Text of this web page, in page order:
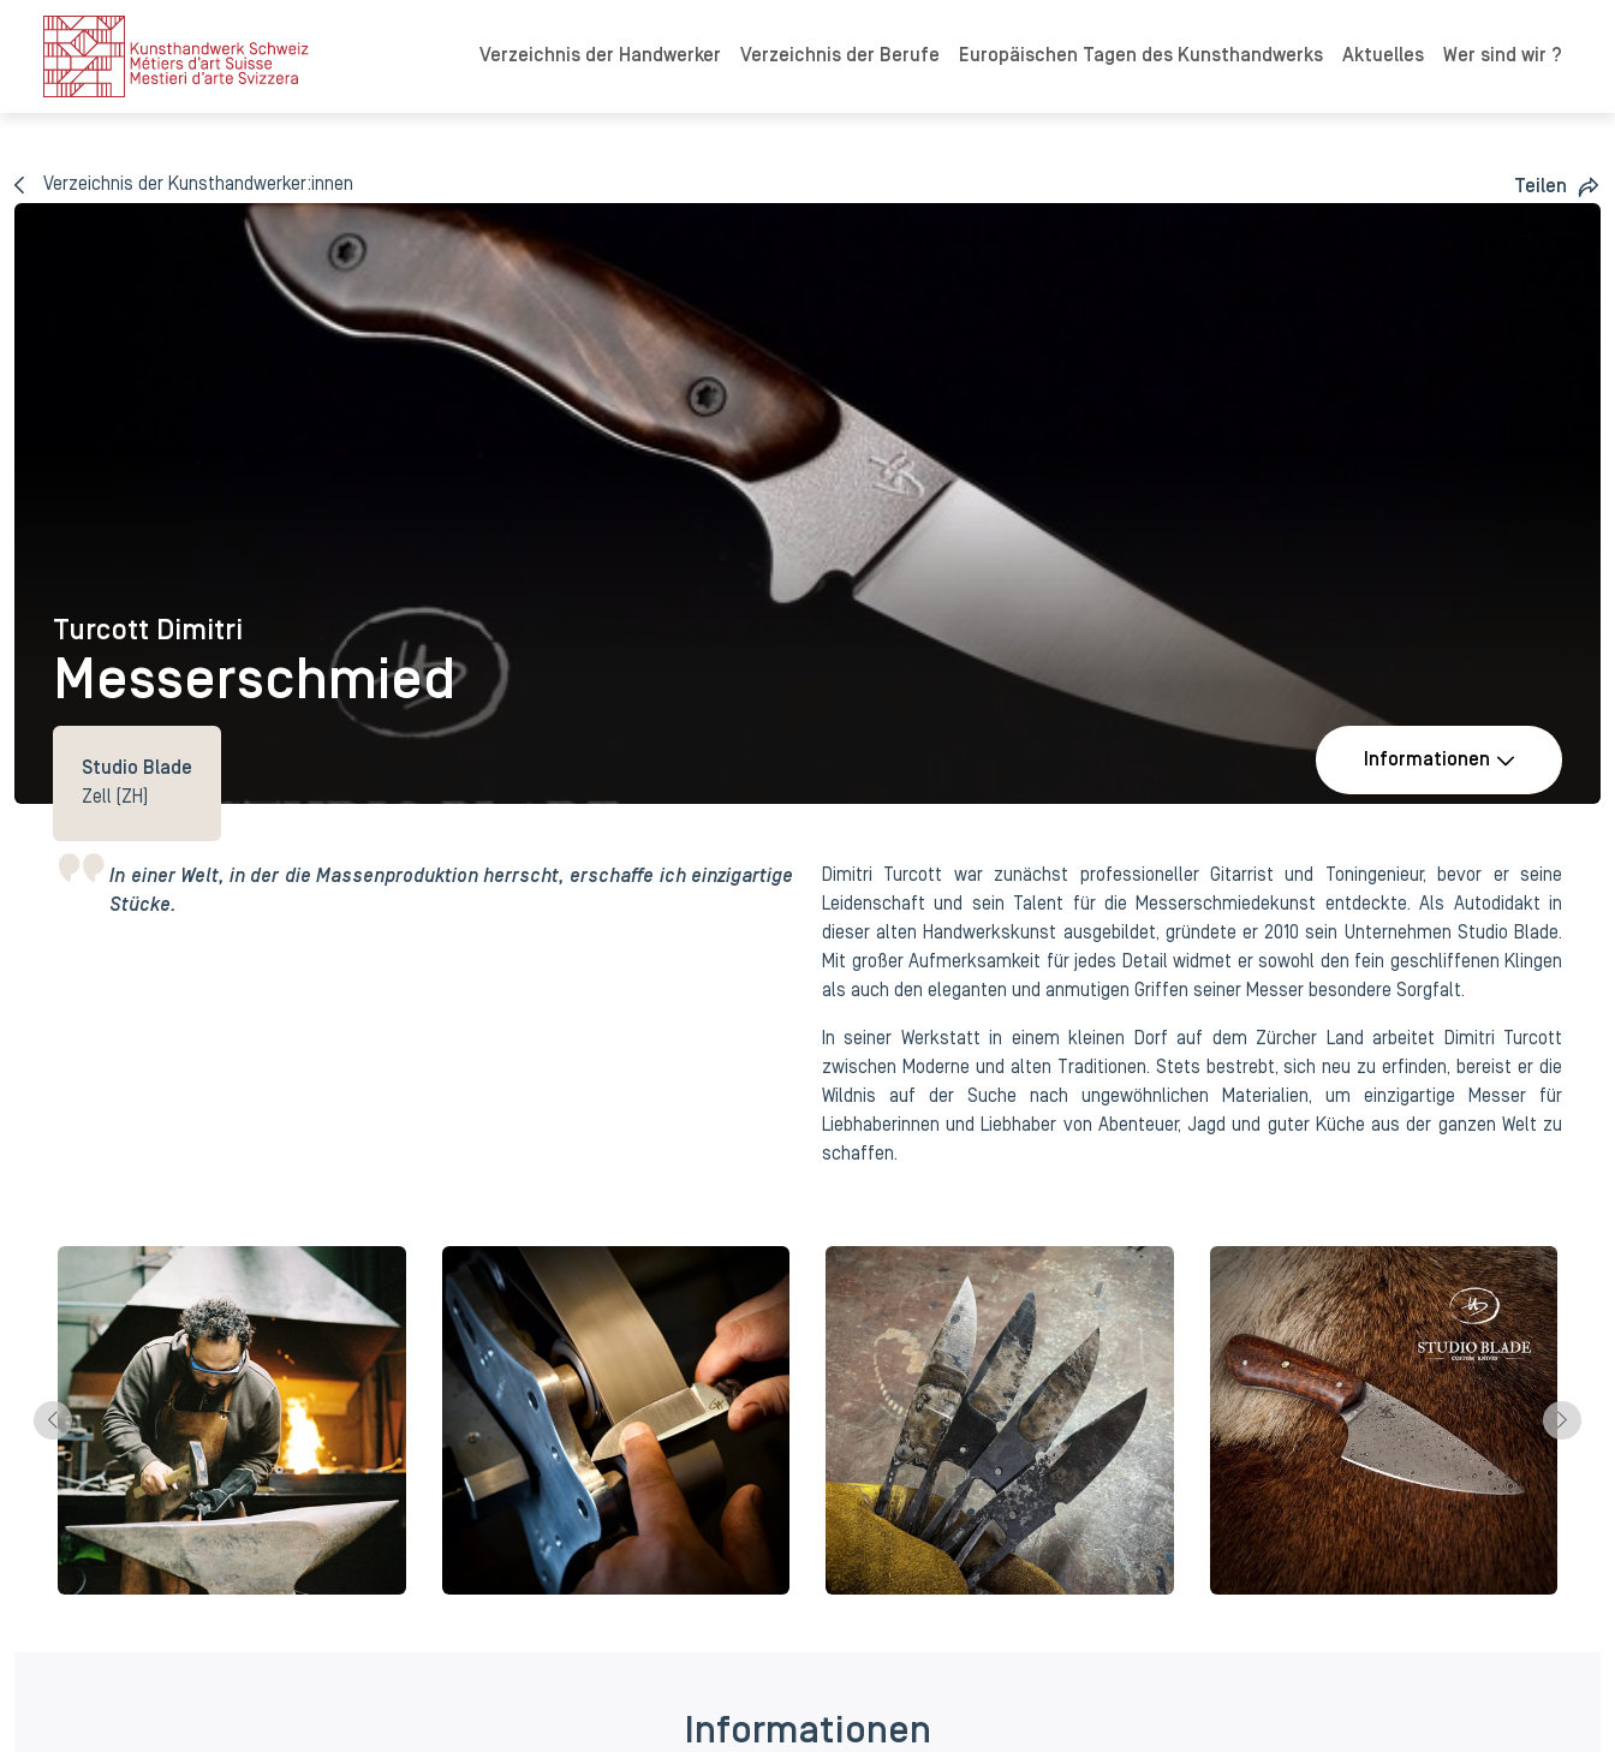
Verzeichnis der Handwerker Verzeichnis der Berufe Europäischen Tagen des Kunsthandwerks Aktuelles Wer sind wir ?
Verzeichnis der Kunsthandwerker:innen Teilen
Turcott Dimitri
Turcott Dimitri
Messerschmied
Studio Blade
Zell (ZH)
Informationen
In einer Welt, in der die Massenproduktion herrscht, erschaffe ich einzigartige
Stücke.
Dimitri Turcott war zunächst professioneller Gitarrist und Toningenieur, bevor er seine
Leidenschaft und sein Talent für die Messerschmiedekunst entdeckte. Als Autodidakt in
dieser alten Handwerkskunst ausgebildet, gründete er 2010 sein Unternehmen Studio Blade.
Mit großer Aufmerksamkeit für jedes Detail widmet er sowohl den fein geschliffenen Klingen
als auch den eleganten und anmutigen Griffen seiner Messer besondere Sorgfalt.
In seiner Werkstatt in einem kleinen Dorf auf dem Zürcher Land arbeitet Dimitri Turcott
zwischen Moderne und alten Traditionen. Stets bestrebt, sich neu zu erfinden, bereist er die
Wildnis auf der Suche nach ungewöhnlichen Materialien, um einzigartige Messer für
Liebhaberinnen und Liebhaber von Abenteuer, Jagd und guter Küche aus der ganzen Welt zu
schaffen.
Informationen